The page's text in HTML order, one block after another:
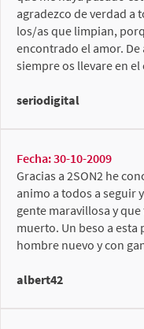
agradezco de verdad a
los/as que limpian,
encontrado el amor.
siempre os llevare en el
seriodigital
Fecha: 30-10-2009
Gracias a 2SON2 he
animo a todos a seguir
gente maravillosa y
muerto. Un beso a esta
hombre nuevo y con
albert42